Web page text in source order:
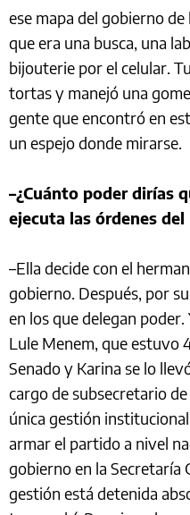
ese mapa del gobierno
que era una busca, una
bijouterie por el celular.
tortas y manejó una
gente que encontró en
un espejo donde mirarse.
–¿Cuánto poder dirías
ejecuta las órdenes
–Ella decide con el
gobierno. Después, por
en los que delegan
Lule Menem, que estuvo
Senado y Karina se lo
cargo de subsecretario
única gestión
armar el partido a nivel
gobierno en la Secretaría
gestión está detenida